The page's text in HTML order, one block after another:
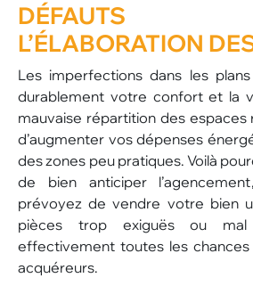
DÉFAUTS
L’ÉLABORATION
Les imperfections dans les
durablement votre confort et la
mauvaise répartition des espaces
d’augmenter vos dépenses
des zones peu pratiques. Voilà
de bien anticiper
prévoyez de vendre votre bien
pièces trop exiguës ou mal
effectivement toutes les
acquéreurs.